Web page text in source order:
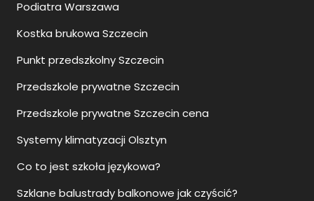
Podiatra Warszawa
Kostka brukowa Szczecin
Punkt przedszkolny Szczecin
Przedszkole prywatne Szczecin
Przedszkole prywatne Szczecin cena
Systemy klimatyzacji Olsztyn
Co to jest szkoła językowa?
Szklane balustrady balkonowe jak czyścić?